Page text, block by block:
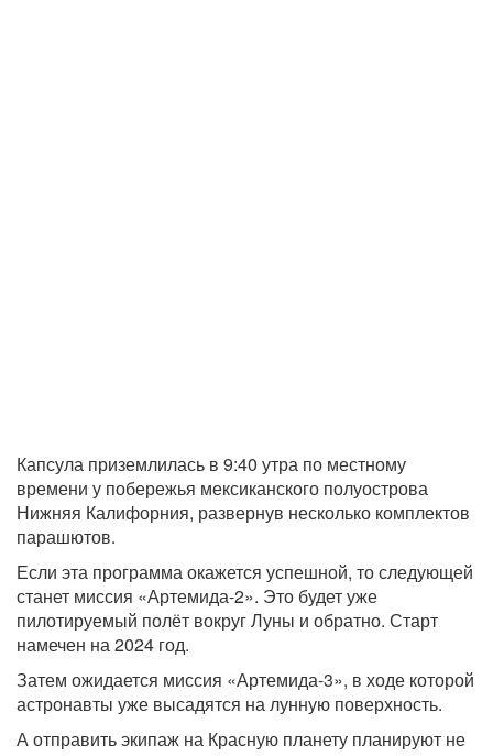
Капсула приземлилась в 9:40 утра по местному
времени у побережья мексиканского полуострова
Нижняя Калифорния, развернув несколько комплектов
парашютов.
Если эта программа окажется успешной, то следующей
станет миссия «Артемида-2». Это будет уже
пилотируемый полёт вокруг Луны и обратно. Старт
намечен на 2024 год.
Затем ожидается миссия «Артемида-3», в ходе которой
астронавты уже высадятся на лунную поверхность.
А отправить экипаж на Красную планету планируют не